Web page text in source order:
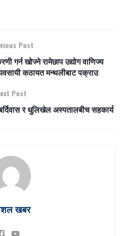
Post
गर्न खोज्ने रामेछाप उद्योग वाणिज्य
कठायत मन्थलीबाट पक्राउ
Post
र धुलिखेल अस्पतालबीच सहकार्य
खबर